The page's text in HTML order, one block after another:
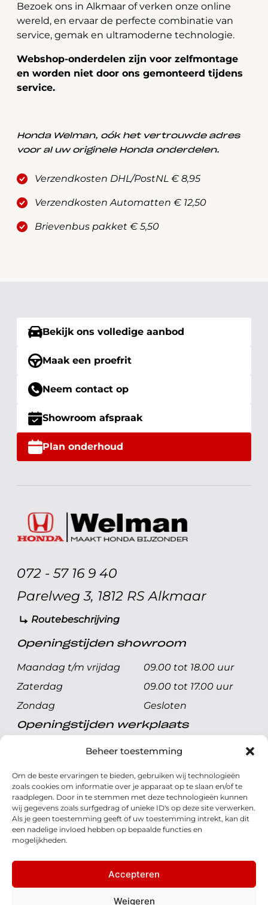
Beheer toestemming
Om de beste ervaringen te bieden, gebruiken wij technologieën
zoals cookies om informatie over je apparaat op te slaan en/of te
raadplegen. Door in te stemmen met deze technologieën kunnen
wij gegevens zoals surfgedrag of unieke ID's op deze site verwerken.
Als je geen toestemming geeft of uw toestemming intrekt, kan dit
een nadelige invloed hebben op bepaalde functies en
mogelijkheden.
Accepteren
Weigeren
Bezoek ons in Alkmaar of verken onze online
wereld, en ervaar de perfecte combinatie van
service, gemak en ultramoderne technologie.
Webshop-onderdelen zijn voor zelfmontage
en worden niet door ons gemonteerd tijdens
service.
Honda Welman, oók het vertrouwde adres
voor al uw originele Honda onderdelen.
Verzendkosten DHL/PostNL € 8,95
Verzendkosten Automatten € 12,50
Brievenbus pakket € 5,50
Bekijk ons volledige aanbod
Maak een proefrit
Neem contact op
Showroom afspraak
Plan onderhoud
072 - 57 16 9 40
Parelweg 3, 1812 RS Alkmaar
Routebeschrijving
Openingstijden showroom
Maandag t/m vrijdag
09.00 tot 18.00 uur
Zaterdag
09.00 tot 17.00 uur
Zondag
Gesloten
Openingstijden werkplaats
Maandag t/m vrijdag
08.00 tot 17.00 uur
Zondag
Gesloten
Volg ons
© 2026 - Honda Welman